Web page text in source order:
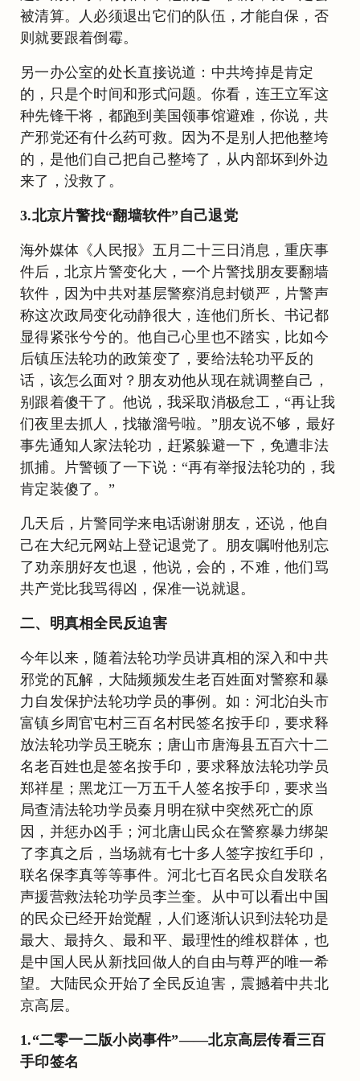
被清算。人必须退出它们的队伍，才能自保，否
则就要跟着倒霉。
另一办公室的处长直接说道：中共垮掉是肯定
的，只是个时间和形式问题。你看，连王立军这
种先锋干将，都跑到美国领事馆避难，你说，共
产邪党还有什么药可救。因为不是别人把他整垮
的，是他们自己把自己整垮了，从内部坏到外边
来了，没救了。
3.北京片警找“翻墙软件”自己退党
海外媒体《人民报》五月二十三日消息，重庆事
件后，北京片警变化大，一个片警找朋友要翻墙
软件，因为中共对基层警察消息封锁严，片警声
称这次政局变化动静很大，连他们所长、书记都
显得紧张兮兮的。他自己心里也不踏实，比如今
后镇压法轮功的政策变了，要给法轮功平反的
话，该怎么面对？朋友劝他从现在就调整自己，
别跟着傻干了。他说，我采取消极怠工，“再让我
们夜里去抓人，找辙溜号啦。”朋友说不够，最好
事先通知人家法轮功，赶紧躲避一下，免遭非法
抓捕。片警顿了一下说：“再有举报法轮功的，我
肯定装傻了。”
几天后，片警同学来电话谢谢朋友，还说，他自
己在大纪元网站上登记退党了。朋友嘱咐他别忘
了劝亲朋好友也退，他说，会的，不难，他们骂
共产党比我骂得凶，保准一说就退。
二、明真相全民反迫害
今年以来，随着法轮功学员讲真相的深入和中共
邪党的瓦解，大陆频频发生老百姓面对警察和暴
力自发保护法轮功学员的事例。如：河北泊头市
富镇乡周官屯村三百名村民签名按手印，要求释
放法轮功学员王晓东；唐山市唐海县五百六十二
名老百姓也是签名按手印，要求释放法轮功学员
郑祥星；黑龙江一万五千人签名按手印，要求当
局查清法轮功学员秦月明在狱中突然死亡的原
因，并惩办凶手；河北唐山民众在警察暴力绑架
了李真之后，当场就有七十多人签字按红手印，
联名保李真等等事件。河北七百名民众自发联名
声援营救法轮功学员李兰奎。从中可以看出中国
的民众已经开始觉醒，人们逐渐认识到法轮功是
最大、最持久、最和平、最理性的维权群体，也
是中国人民从新找回做人的自由与尊严的唯一希
望。大陆民众开始了全民反迫害，震撼着中共北
京高层。
1.“二零一二版小岗事件”——北京高层传看三百
手印签名